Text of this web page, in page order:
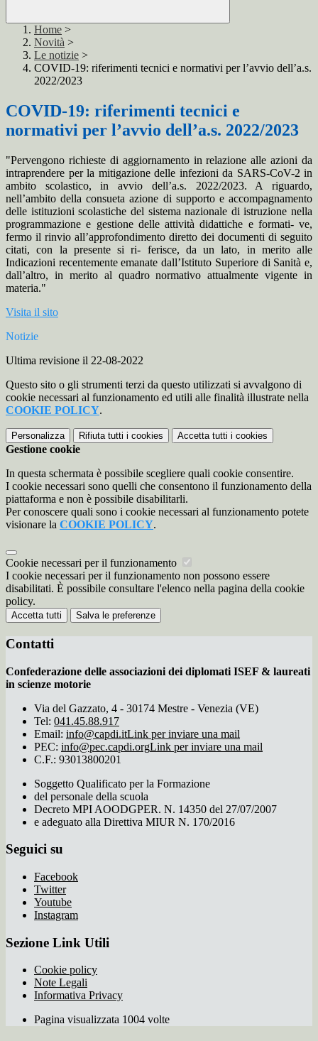
Home >
Novità >
Le notizie >
COVID-19: riferimenti tecnici e normativi per l’avvio dell’a.s.
2022/2023
COVID-19: riferimenti tecnici e
normativi per l’avvio dell’a.s. 2022/2023
"Pervengono richieste di aggiornamento in relazione alle azioni da
intraprendere per la mitigazione delle infezioni da SARS-CoV-2 in
ambito scolastico, in avvio dell’a.s. 2022/2023. A riguardo,
nell’ambito della consueta azione di supporto e accompagnamento
delle istituzioni scolastiche del sistema nazionale di istruzione nella
programmazione e gestione delle attività didattiche e formati- ve,
fermo il rinvio all’approfondimento diretto dei documenti di seguito
citati, con la presente si ri- ferisce, da un lato, in merito alle
Indicazioni recentemente emanate dall’Istituto Superiore di Sanità e,
dall’altro, in merito al quadro normativo attualmente vigente in
materia."
Visita il sito
Notizie
Ultima revisione il 22-08-2022
Questo sito o gli strumenti terzi da questo utilizzati si avvalgono di
cookie necessari al funzionamento ed utili alle finalità illustrate nella
COOKIE POLICY.
Personalizza Rifiuta tutti i cookies Accetta tutti i cookies
Gestione cookie
In questa schermata è possibile scegliere quali cookie consentire.
I cookie necessari sono quelli che consentono il funzionamento della
piattaforma e non è possibile disabilitarli.
Per conoscere quali sono i cookie necessari al funzionamento potete
visionare la COOKIE POLICY.
Cookie necessari per il funzionamento
I cookie necessari per il funzionamento non possono essere
disabilitati. È possibile consultare l'elenco nella pagina della cookie
policy.
Accetta tutti Salva le preferenze
Contatti
Confederazione delle associazioni dei diplomati ISEF & laureati
in scienze motorie
Via del Gazzato, 4 - 30174 Mestre - Venezia (VE)
Tel: 041.45.88.917
Email: info@capdi.itLink per inviare una mail
PEC: info@pec.capdi.orgLink per inviare una mail
C.F.: 93013800201
Soggetto Qualificato per la Formazione
del personale della scuola
Decreto MPI AOODGPER. N. 14350 del 27/07/2007
e adeguato alla Direttiva MIUR N. 170/2016
Seguici su
Facebook
Twitter
Youtube
Instagram
Sezione Link Utili
Cookie policy
Note Legali
Informativa Privacy
Pagina visualizzata 1004 volte